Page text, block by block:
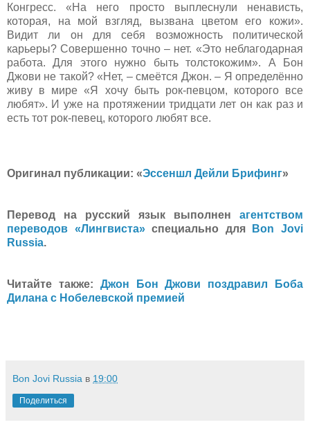
Конгресс. «На него просто выплеснули ненависть,
которая, на мой взгляд, вызвана цветом его кожи».
Видит ли он для себя возможность политической
карьеры? Совершенно точно – нет. «Это неблагодарная
работа. Для этого нужно быть толстокожим». А Бон
Джови не такой? «Нет, – смеётся Джон. – Я определённо
живу в мире «Я хочу быть рок-певцом, которого все
любят». И уже на протяжении тридцати лет он как раз и
есть тот рок-певец, которого любят все.
Оригинал публикации: «Эссеншл Дейли Брифинг»
Перевод на русский язык выполнен агентством
переводов «Лингвиста»специально для
Bon Jovi
Russia.
Читайте также: Джон Бон Джови поздравил Боба
Дилана с Нобелевской премией
Bon Jovi Russia в 19:00
Поделиться